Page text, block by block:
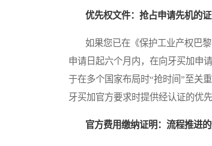
优先权文件：抢占申请先机的
如果您已在《保护工业产权巴黎
申请日起六个月内，在向牙买加申
于在多个国家布局时“抢时间”至关
牙买加官方要求时提供经认证的优
官方费用缴纳证明：流程推进